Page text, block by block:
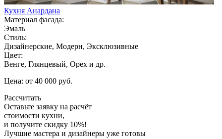
Кухня Анардана
Материал фасада:
Эмаль
Стиль:
Дизайнерские, Модерн, Эксклюзивные
Цвет:
Венге, Глянцевый, Орех и др.
Цена: от 40 000 руб.
Рассчитать
Оставьте заявку на расчёт
стоимости кухни,
и получите скидку 10%!
Лучшие мастера и дизайнеры уже готовы